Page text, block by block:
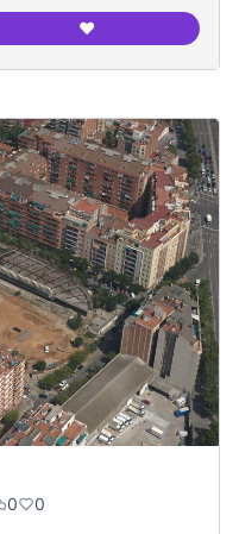
❤️Panoramica del
0 0